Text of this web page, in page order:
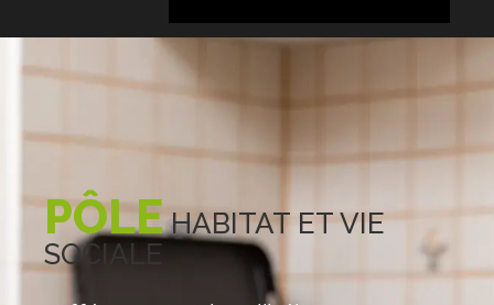
PÔLE HABITAT ET VIE
SOCIALE